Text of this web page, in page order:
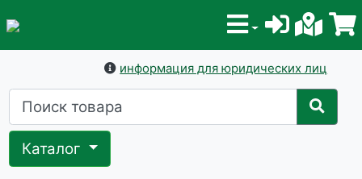
информация для юридических лиц
Каталог